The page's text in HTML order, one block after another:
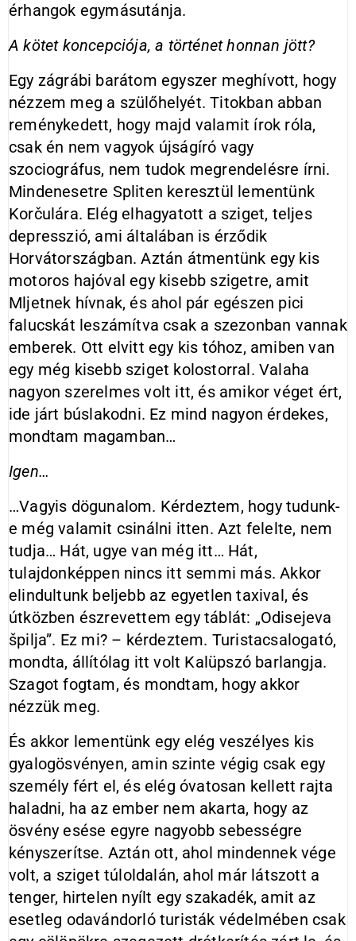
érhangok egymásutánja.
A kötet koncepciója, a történet honnan jött?
Egy zágrábi barátom egyszer meghívott, hogy
nézzem meg a szülőhelyét. Titokban abban
reménykedett, hogy majd valamit írok róla,
csak én nem vagyok újságíró vagy
szociográfus, nem tudok megrendelésre írni.
Mindenesetre Spliten keresztül lementünk
Korčulára. Elég elhagyatott a sziget, teljes
depresszió, ami általában is érződik
Horvátországban. Aztán átmentünk egy kis
motoros hajóval egy kisebb szigetre, amit
Mljetnek hívnak, és ahol pár egészen pici
falucskát leszámítva csak a szezonban vannak
emberek. Ott elvitt egy kis tóhoz, amiben van
egy még kisebb sziget kolostorral. Valaha
nagyon szerelmes volt itt, és amikor véget ért,
ide járt búslakodni. Ez mind nagyon érdekes,
mondtam magamban…
Igen…
…Vagyis dögunalom. Kérdeztem, hogy tudunk-
e még valamit csinálni itten. Azt felelte, nem
tudja… Hát, ugye van még itt… Hát,
tulajdonképpen nincs itt semmi más. Akkor
elindultunk beljebb az egyetlen taxival, és
útközben észrevettem egy táblát: „Odisejeva
špilja”. Ez mi? – kérdeztem. Turistacsalogató,
mondta, állítólag itt volt Kalüpszó barlangja.
Szagot fogtam, és mondtam, hogy akkor
nézzük meg.
És akkor lementünk egy elég veszélyes kis
gyalogösvényen, amin szinte végig csak egy
személy fért el, és elég óvatosan kellett rajta
haladni, ha az ember nem akarta, hogy az
ösvény esése egyre nagyobb sebességre
kényszerítse. Aztán ott, ahol mindennek vége
volt, a sziget túloldalán, ahol már látszott a
tenger, hirtelen nyílt egy szakadék, amit az
esetleg odavándorló turisták védelmében csak